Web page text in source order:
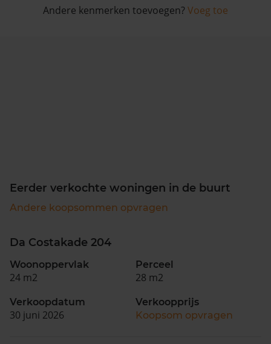
Andere kenmerken toevoegen? Voeg toe
Eerder verkochte woningen in de buurt
Andere koopsommen opvragen
Da Costakade 204
Woonoppervlak
24 m2
Perceel
28 m2
Verkoopdatum
30 juni 2026
Verkoopprijs
Koopsom opvragen